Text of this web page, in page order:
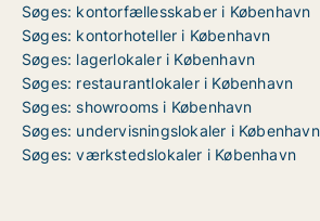
Søges: kontorfællesskaber i København
Søges: kontorhoteller i København
Søges: lagerlokaler i København
Søges: restaurantlokaler i København
Søges: showrooms i København
Søges: undervisningslokaler i København
Søges: værkstedslokaler i København